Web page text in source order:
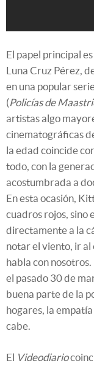
El papel principal
Luna Cruz Pérez,
en una popular
(Policías de
artistas algo
cinematográficas
la edad coincide
todo, con la
acostumbrada a
En esta ocasión,
cuadros rojos, sino
directamente a la
notar el viento, ir al
habla con
el pasado 30 de
buena parte de la
hogares, la
cabe.
El Videodiario